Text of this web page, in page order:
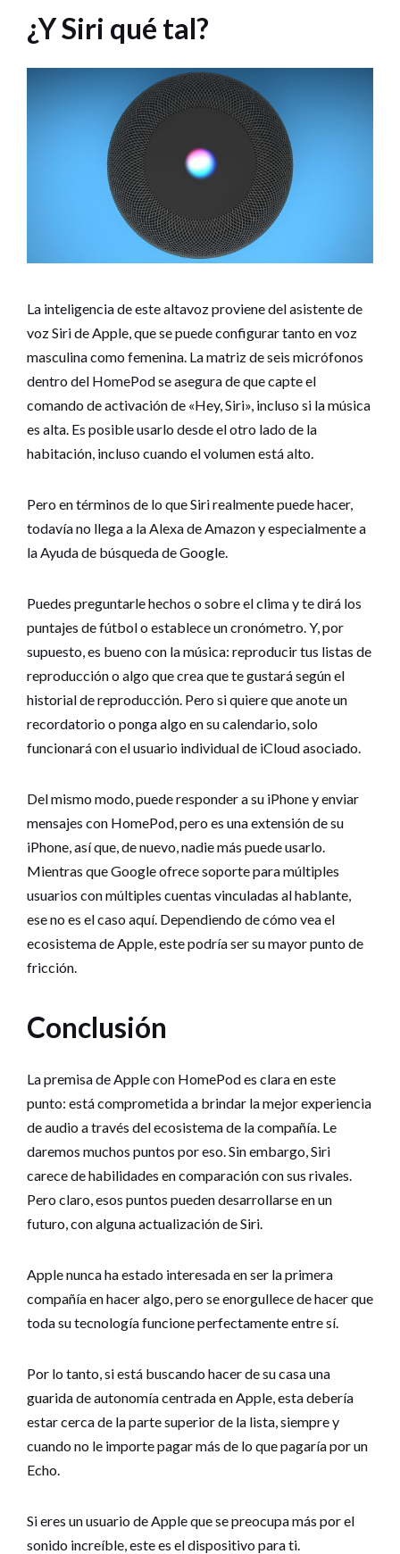
¿Y Siri qué tal?
La inteligencia de este altavoz proviene del asistente de
voz Siri de Apple, que se puede configurar tanto en voz
masculina como femenina. La matriz de seis micrófonos
dentro del HomePod se asegura de que capte el
comando de activación de «Hey, Siri», incluso si la música
es alta. Es posible usarlo desde el otro lado de la
habitación, incluso cuando el volumen está alto.
Pero en términos de lo que Siri realmente puede hacer,
todavía no llega a la Alexa de Amazon y especialmente a
la Ayuda de búsqueda de Google.
Puedes preguntarle hechos o sobre el clima y te dirá los
puntajes de fútbol o establece un cronómetro. Y, por
supuesto, es bueno con la música: reproducir tus listas de
reproducción o algo que crea que te gustará según el
historial de reproducción. Pero si quiere que anote un
recordatorio o ponga algo en su calendario, solo
funcionará con el usuario individual de iCloud asociado.
Del mismo modo, puede responder a su iPhone y enviar
mensajes con HomePod, pero es una extensión de su
iPhone, así que, de nuevo, nadie más puede usarlo.
Mientras que Google ofrece soporte para múltiples
usuarios con múltiples cuentas vinculadas al hablante,
ese no es el caso aquí. Dependiendo de cómo vea el
ecosistema de Apple, este podría ser su mayor punto de
fricción.
Conclusión
La premisa de Apple con HomePod es clara en este
punto: está comprometida a brindar la mejor experiencia
de audio a través del ecosistema de la compañía. Le
daremos muchos puntos por eso. Sin embargo, Siri
carece de habilidades en comparación con sus rivales.
Pero claro, esos puntos pueden desarrollarse en un
futuro, con alguna actualización de Siri.
Apple nunca ha estado interesada en ser la primera
compañía en hacer algo, pero se enorgullece de hacer que
toda su tecnología funcione perfectamente entre sí.
Por lo tanto, si está buscando hacer de su casa una
guarida de autonomía centrada en Apple, esta debería
estar cerca de la parte superior de la lista, siempre y
cuando no le importe pagar más de lo que pagaría por un
Echo.
Si eres un usuario de Apple que se preocupa más por el
sonido increíble, este es el dispositivo para ti.